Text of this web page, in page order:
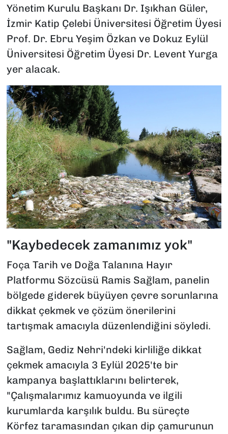
Yönetim Kurulu Başkanı Dr. Işıkhan Güler,
İzmir Katip Çelebi Üniversitesi Öğretim Üyesi
Prof. Dr. Ebru Yeşim Özkan ve Dokuz Eylül
Üniversitesi Öğretim Üyesi Dr. Levent Yurga
yer alacak.
"Kaybedecek zamanımız yok"
Foça Tarih ve Doğa Talanına Hayır
Platformu Sözcüsü Ramis Sağlam, panelin
bölgede giderek büyüyen çevre sorunlarına
dikkat çekmek ve çözüm önerilerini
tartışmak amacıyla düzenlendiğini söyledi.
Sağlam, Gediz Nehri'ndeki kirliliğe dikkat
çekmek amacıyla 3 Eylül 2025'te bir
kampanya başlattıklarını belirterek,
"Çalışmalarımız kamuoyunda ve ilgili
kurumlarda karşılık buldu. Bu süreçte
Körfez taramasından çıkan dip çamurunun